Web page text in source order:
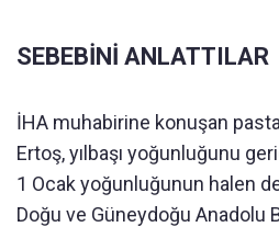
SEBEBİNİ ANLATTILAR
İHA muhabirine konuşan
Ertoş, yılbaşı yoğunluğunu
1 Ocak yoğunluğunun halen
Doğu ve Güneydoğu Anadolu